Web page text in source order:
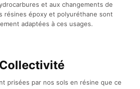
et aux changements de
résines époxy et polyuréthane sont
adaptées à ces usages.
Collectivité
prisées par nos sols en résine que ce